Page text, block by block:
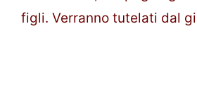
figli. Verranno tutelati dal